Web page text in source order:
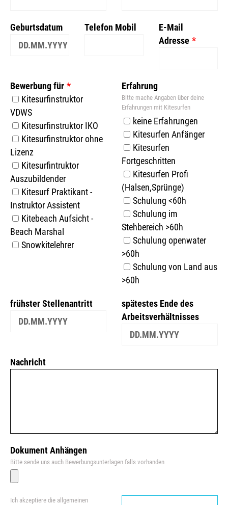
Geburtsdatum Telefon Mobil
E-Mail
Adresse
Bewerbung für
Kitesurfinstruktor
VDWS
Kitesurfinstruktor IKO
Kitesurfinstruktor ohne
Lizenz
Kitesurfintruktor
Auszubildender
Kitesurf Praktikant -
Instruktor Assistent
Kitebeach Aufsicht -
Beach Marshal
Snowkitelehrer
Erfahrung
Bitte mache Angaben über deine
Erfahrungen mit Kitesurfen
keine Erfahrungen
Kitesurfen Anfänger
Kitesurfen
Fortgeschritten
Kitesurfen Profi
(Halsen,Sprünge)
Schulung <60h
Schulung im
Stehbereich >60h
Schulung openwater
>60h
Schulung von Land aus
>60h
frühster Stellenantritt
spätestes Ende des
Arbeitsverhältnisses
Nachricht
Dokument Anhängen
Bitte sende uns auch Bewerbungsunterlagen falls vorhanden
Ich akzeptiere die allgemeinen